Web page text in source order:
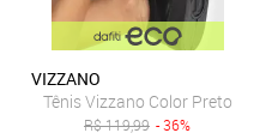
VIZZANO
Tênis Vizzano Color Preto
R$119,99 - 36%